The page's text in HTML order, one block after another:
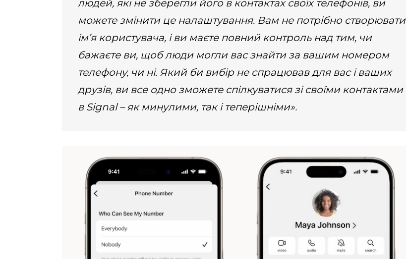
людей, які не зберегли його в контактах своїх телефонів, ви
можете змінити це налаштування. Вам не потрібно створювати
ім’я користувача, і ви маєте повний контроль над тим, чи
бажаєте ви, щоб люди могли вас знайти за вашим номером
телефону, чи ні. Який би вибір не спрацював для вас і ваших
друзів, ви все одно зможете спілкуватися зі своїми контактами
в Signal – як минулими, так і теперішніми».